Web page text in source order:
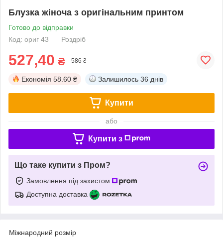
Блузка жіноча з оригінальним принтом
Готово до відправки
Код: ориг 43
Роздріб
527,40 ₴ 586 ₴
Економія 58.60 ₴ Залишилось 36 днів
Купити
або
Купити з
Що таке купити з Пром?
Замовлення під захистом
Доступна доставка
Міжнародний розмір